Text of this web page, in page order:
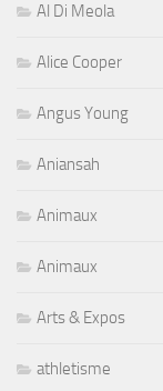
Al Di Meola
Alice Cooper
Angus Young
Aniansah
Animaux
Animaux
Arts & Expos
athletisme